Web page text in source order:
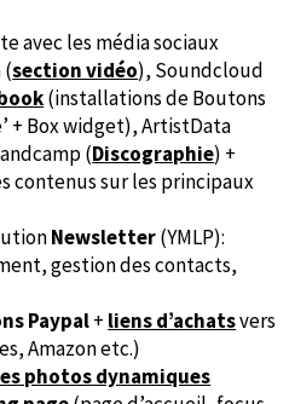
avec les média sociaux
(section vidéo), Soundcloud
(installations de Boutons
+ Box widget), ArtistData
(Discographie) +
contenus sur les principaux
Newsletter(YMLP):
gestion des contacts,
Paypal+ liens d’achatsvers
Amazon etc.)
photos dynamiques